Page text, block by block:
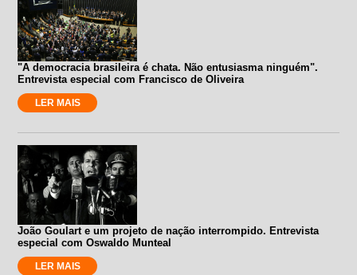
"A democracia brasileira é chata. Não entusiasma ninguém".
Entrevista especial com Francisco de Oliveira
LER MAIS
João Goulart e um projeto de nação interrompido. Entrevista
especial com Oswaldo Munteal
LER MAIS